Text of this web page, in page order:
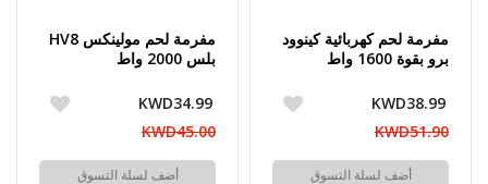
مفرمة لحم كهربائية كينوود
برو بقوة 1600 واط
KWD38.99
KWD51.90
أضف لسلة التسوق
مفرمة لحم مولينكس HV8
بلس 2000 واط
KWD34.99
KWD45.00
أضف لسلة التسوق